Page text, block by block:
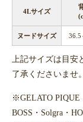
4Lサイズ
ヌードサイズ 36.5
上記サイズは目安
了承くださいませ。
※GELATO PIQUE
BOSS・Solgra・